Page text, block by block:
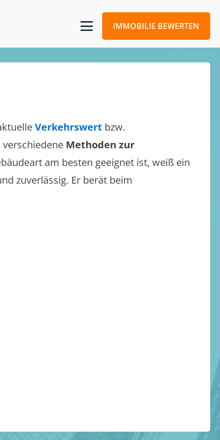
IMMOBILIE BEWERTEN
Verkehrswert bzw.
Methoden zur
am besten geeignet ist, weiß ein
zuverlässig. Er berät beim